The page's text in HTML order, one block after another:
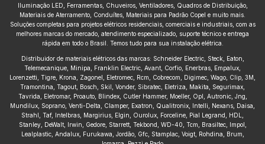
Iluminação LED, Ferramentas, Chuveiros, Ventiladores, Quadros de Distribuição,
Materiais de Aterramento, Conduítes, Materiais para Padrão Copel e muito mais.
Soluções completas para projetos elétricos residenciais, comerciais e industriais, com as
melhores marcas do mercado, atendimento especializado, suporte técnico e entrega
rápida em todo o Brasil. Temos tudo para sua instalação elétrica.
Distribuidor de materiais elétricos das marcas: Schneider Electric, Steck, Eaton,
Telemecanique, Minipa, Franklin Electric, Avant, Corfio, Enerbras, Empalux,
Lorenzetti, Tigre, Krona, Zagonel, Eletromec, Rcm, Cobrecom, Digimec, Wago, Clip, 3M,
Tramontina, Tagout, Bosch, Skil, Vonder, Sibratec, Eletriza, Makita, Segurimax,
Tavrida, Eletromar, Proauto, Blindex, Cutler Hammer, Moeller, Opl, Autronic, Jng,
Mundilux, Soprano, Venti-Delta, Clamper, Exatron, Qualitronix, Intelli, Nexans, Daisa,
Strahl, Taf, Intelbras, Margirius, Elgin, Ourolux, Forceline, Pial Legrand, HDL,
Stanley, DeWalt, Irwin, Gedore, Starrett, Tekbond, WD-40, Tcm, Brasiltec, Impol,
Lealplastic, Andalux, Furukawa, Jordão, Gfc, Stamplac, Voigt, Rohdina, Brum,